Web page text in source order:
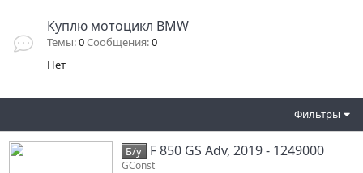
Куплю мотоцикл BMW
Темы 0Сообщения 0
Нет
Фильтры
Б/у F 850 GS Adv, 2019 - 1249000
GConst